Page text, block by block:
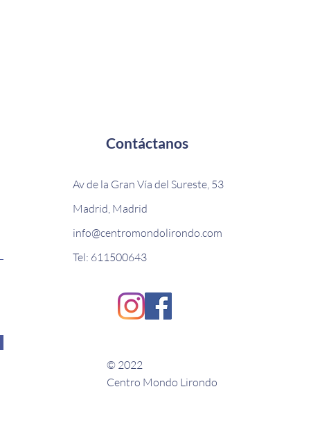
Contáctanos
Av de la Gran Vía del Sureste, 53
Madrid, Madrid
info@centromondolirondo.com
Tel: 611500643
© 2022
Centro Mondo Lirondo